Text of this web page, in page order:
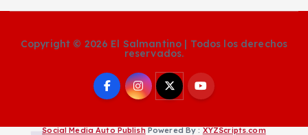
Copyright © 2026 El Salmantino | Todos los derechos
reservados.
Social Media Auto PublishPowered By :XYZScripts.com